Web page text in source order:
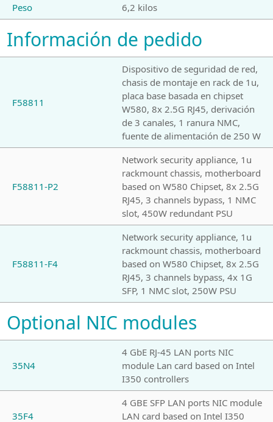
Peso
6,2 kilos
Información de pedido
F58811
Dispositivo de seguridad de red,
chasis de montaje en rack de 1u,
placa base basada en chipset
W580, 8x 2.5G RJ45, derivación
de 3 canales, 1 ranura NMC,
fuente de alimentación de 250 W
F58811-P2
Network security appliance, 1u
rackmount chassis, motherboard
based on W580 Chipset, 8x 2.5G
RJ45, 3 channels bypass, 1 NMC
slot, 450W redundant PSU
F58811-F4
Network security appliance, 1u
rackmount chassis, motherboard
based on W580 Chipset, 8x 2.5G
RJ45, 3 channels bypass, 4x 1G
SFP, 1 NMC slot, 250W PSU
Optional NIC modules
35N4
4 GbE RJ-45 LAN ports NIC
module Lan card based on Intel
I350 controllers
35F4
4 GBE SFP LAN ports NIC module
LAN card based on Intel I350